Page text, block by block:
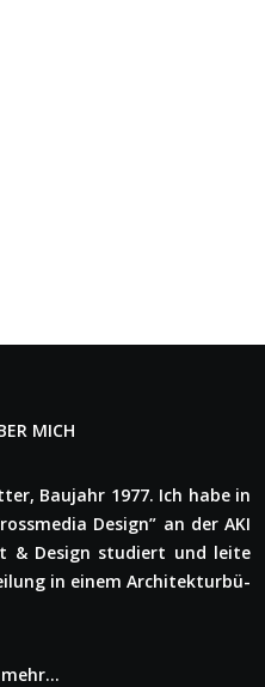
MICH
Baujahr 1977. Ich habe in
Design” an der AKI
& Design studiert und leite
in einem Archi­tek­tur­bü­
mehr…